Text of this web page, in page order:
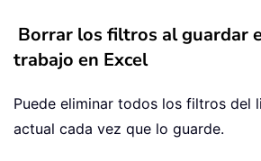
Borrar los filtros al guardar
trabajo en Excel
Puede eliminar todos los filtros del
actual cada vez que lo guarde.